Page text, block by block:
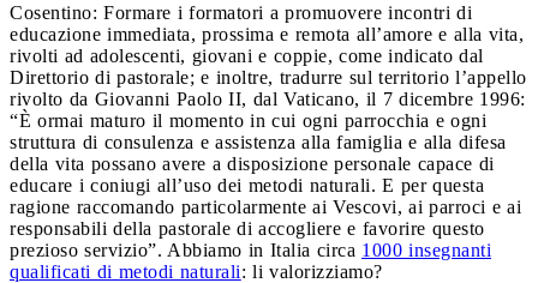
Cosentino: Formare i formatori a promuovere incontri di
educazione immediata, prossima e remota all’amore e alla vita,
rivolti ad adolescenti, giovani e coppie, come indicato dal
Direttorio di pastorale; e inoltre, tradurre sul territorio l’appello
rivolto da Giovanni Paolo II, dal Vaticano, il 7 dicembre 1996:
“È ormai maturo il momento in cui ogni parrocchia e ogni
struttura di consulenza e assistenza alla famiglia e alla difesa
della vita possano avere a disposizione personale capace di
educare i coniugi all’uso dei metodi naturali. E per questa
ragione raccomando particolarmente ai Vescovi, ai parroci e ai
responsabili della pastorale di accogliere e favorire questo
prezioso servizio”. Abbiamo in Italia circa 1000 insegnanti
qualificati di metodi naturali: li valorizziamo?